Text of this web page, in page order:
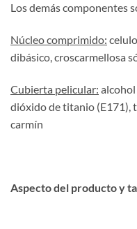
Los demás componentes
Núcleo comprimido:
dibásico, croscarmellosa
Cubierta pelicular:
dióxido de titanio (E171),
carmín
Aspecto del producto y